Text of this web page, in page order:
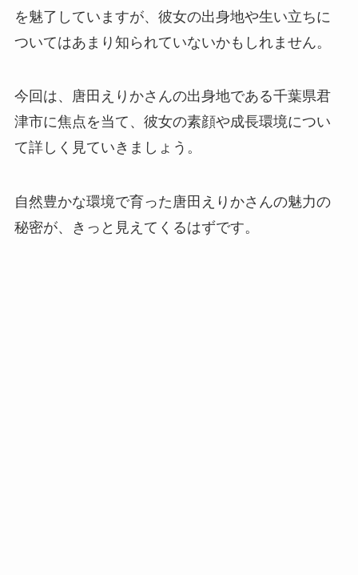
を魅了していますが、彼女の出身地や生い立ちに
ついてはあまり知られていないかもしれません。
今回は、唐田えりかさんの出身地である千葉県君
津市に焦点を当て、彼女の素顔や成長環境につい
て詳しく見ていきましょう。
自然豊かな環境で育った唐田えりかさんの魅力の
秘密が、きっと見えてくるはずです。